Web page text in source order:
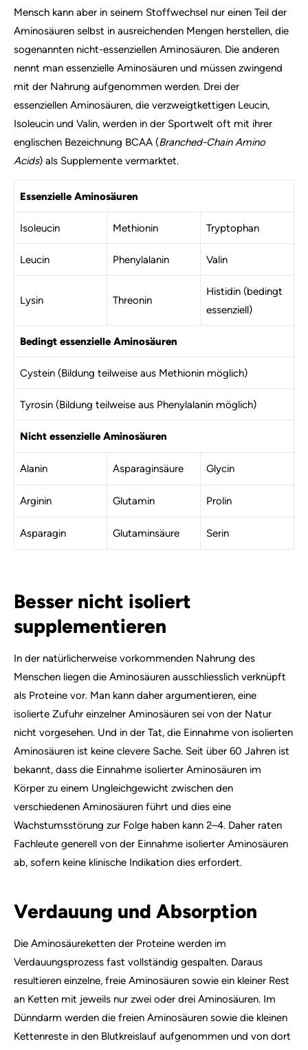
Mensch kann aber in seinem Stoffwechsel nur einen Teil der
Aminosäuren selbst in ausreichenden Mengen herstellen, die
sogenannten nicht-essenziellen Aminosäuren. Die anderen
nennt man essenzielle Aminosäuren und müssen zwingend
mit der Nahrung aufgenommen werden. Drei der
essenziellen Aminosäuren, die verzweigtkettigen Leucin,
Isoleucin und Valin, werden in der Sportwelt oft mit ihrer
englischen Bezeichnung BCAA (Branched-Chain Amino
Acids) als Supplemente vermarktet.
Essenzielle Aminosäuren
Isoleucin Methionin Tryptophan
Leucin Phenylalanin Valin
Lysin Threonin
Histidin (bedingt
essenziell)
Bedingt essenzielle Aminosäuren
Cystein (Bildung teilweise aus Methionin möglich)
Tyrosin (Bildung teilweise aus Phenylalanin möglich)
Nicht essenzielle Aminosäuren
Alanin Asparaginsäure Glycin
Arginin Glutamin Prolin
Asparagin Glutaminsäure Serin
Besser nicht isoliert
supplementieren
In der natürlicherweise vorkommenden Nahrung des
Menschen liegen die Aminosäuren ausschliesslich verknüpft
als Proteine vor. Man kann daher argumentieren, eine
isolierte Zufuhr einzelner Aminosäuren sei von der Natur
nicht vorgesehen. Und in der Tat, die Einnahme von isolierten
Aminosäuren ist keine clevere Sache. Seit über 60 Jahren ist
bekannt, dass die Einnahme isolierter Aminosäuren im
Körper zu einem Ungleichgewicht zwischen den
verschiedenen Aminosäuren führt und dies eine
Wachstumsstörung zur Folge haben kann 2–4. Daher raten
Fachleute generell von der Einnahme isolierter Aminosäuren
ab, sofern keine klinische Indikation dies erfordert.
Verdauung und Absorption
Die Aminosäureketten der Proteine werden im
Verdauungsprozess fast vollständig gespalten. Daraus
resultieren einzelne, freie Aminosäuren sowie ein kleiner Rest
an Ketten mit jeweils nur zwei oder drei Aminosäuren. Im
Dünndarm werden die freien Aminosäuren sowie die kleinen
Kettenreste in den Blutkreislauf aufgenommen und von dort